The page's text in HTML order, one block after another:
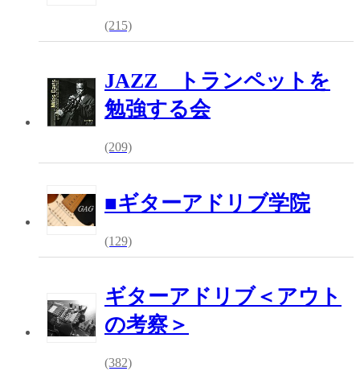
(215)
JAZZ トランペットを
勉強する会
(209)
■ギターアドリブ学院
(129)
ギターアドリブ＜アウト
の考察＞
(382)